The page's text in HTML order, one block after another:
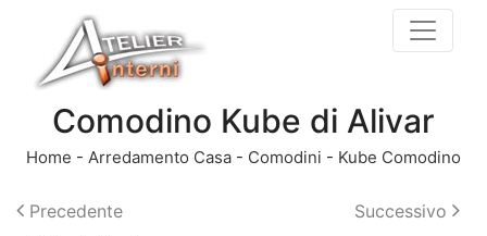
Comodino Kube di Alivar
Home - Arredamento Casa - Comodini - Kube Comodino
Precedente
Successivo